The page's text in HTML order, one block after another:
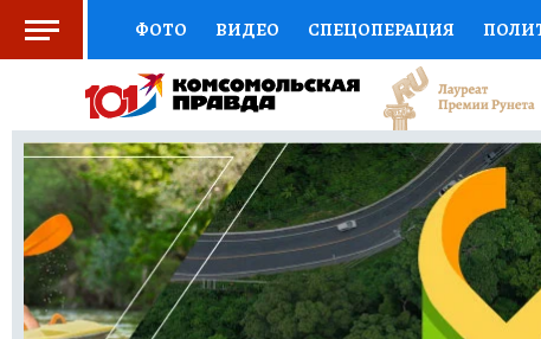
ФОТО ВИДЕО СПЕЦОПЕРАЦИЯ
СОЦПОДДЕРЖКА НАУКА СПОРТ
ВЫБОР ЭКСПЕРТОВ ДОКТОР ФИНАНСЫ
КНИЖНАЯ ПОЛКА ПРОГНОЗЫ НА СПОРТ
ПРЕСС-ЦЕНТР НЕДВИЖИМОСТЬ
РАДИО КП РЕКЛАМА ТЕСТЫ НОВОЕ